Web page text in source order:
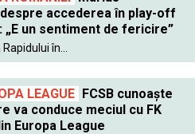
accederea în play-off
„E un sentiment de fericire”
în...
LEAGUE FCSB cunoaște
va conduce meciul cu FK
Europa League